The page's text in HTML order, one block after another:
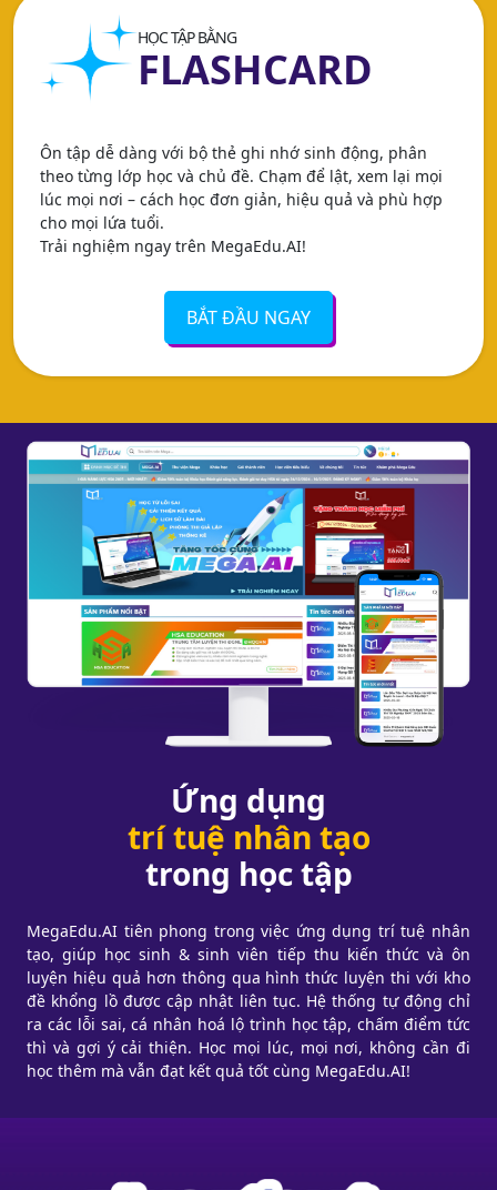
HỌC TẬP BẰNG
FLASHCARD
Ôn tập dễ dàng với bộ thẻ ghi nhớ sinh động, phân
theo từng lớp học và chủ đề. Chạm để lật, xem lại mọi
lúc mọi nơi – cách học đơn giản, hiệu quả và phù hợp
cho mọi lứa tuổi.
Trải nghiệm ngay trên MegaEdu.AI!
BẮT ĐẦU NGAY
Ứng dụng
trí tuệ nhân tạo
trong học tập
MegaEdu.AI tiên phong trong việc ứng dụng trí tuệ nhân
tạo, giúp học sinh & sinh viên tiếp thu kiến thức và ôn
luyện hiệu quả hơn thông qua hình thức luyện thi với kho
đề khổng lồ được cập nhật liên tục. Hệ thống tự động chỉ
ra các lỗi sai, cá nhân hoá lộ trình học tập, chấm điểm tức
thì và gợi ý cải thiện. Học mọi lúc, mọi nơi, không cần đi
học thêm mà vẫn đạt kết quả tốt cùng MegaEdu.AI!